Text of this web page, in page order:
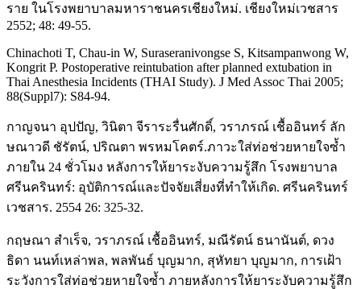
ราย ในโรงพยาบาลมหาราชนครเชียงใหม่. เชียงใหม่เวชสาร
2552; 48: 49-55.
Chinachoti T, Chau-in W, Suraseranivongse S, Kitsampanwong W,
Kongrit P. Postoperative reintubation after planned extubation in
Thai Anesthesia Incidents (THAI Study). J Med Assoc Thai 2005;
88(Suppl7): S84-94.
กาญจนา อุปปัญ, วินิตา จีราระรื่นศักดิ์, วราภรณ์ เชื้ออินทร์ ลัก
ษณาวดี ชัรัตน์, ปริณตา พรหมโคตร์.ภาวะใส่ท่อช่วยหายใจซ้ำ
ภายใน 24 ชั่วโมง หลังการให้ยาระงับความรู้สึก โรงพยาบาล
ศรีนครินทร์: อุบัติการณ์และปัจจัยเสี่ยงที่ทำให้เกิด. ศรีนครินทร์
เวชสาร. 2554 26: 325-32.
กฤษณา สำเร็จ, วราภรณ์ เชื้ออินทร์, มณีรัตน์ ธนานันต์, ดวง
ธิดา นนท์เหล่าพล, พลพันธ์ บุญมาก, สุหัทยา บุญมาก, การเฝ้า
ระวังการใส่ท่อช่วยหายใจซ้ำ ภายหลังการให้ยาระงับความรู้สึก